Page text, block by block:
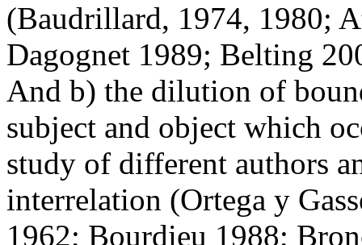
(Baudrillard, 1974, 1980;
Dagognet 1989; Belting
And b) the dilution of
subject and object which
study of different authors
interrelation (Ortega y
1962; Bourdieu 1988;